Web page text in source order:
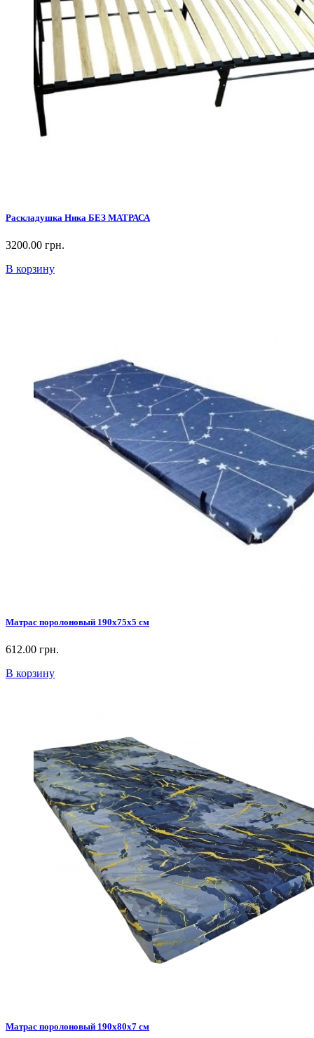
Раскладушка Ника БЕЗ МАТРАСА
3200.00 грн.
В корзину
Матрас поролоновый 190х75х5 см
612.00 грн.
В корзину
Матрас поролоновый 190х80х7 см